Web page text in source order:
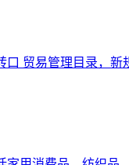
贸易管理目录，新